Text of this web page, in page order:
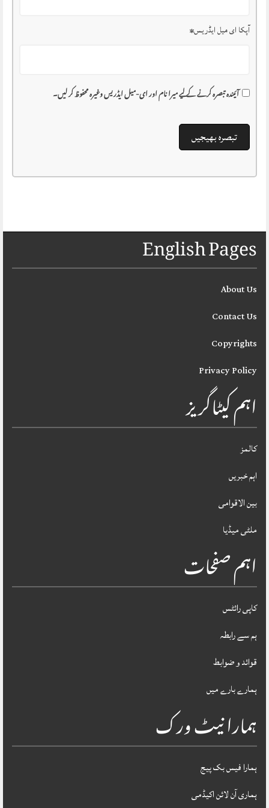
آپکا ای میل ایڈریس*
آئیندہ تبصرہ کرنے کے لیے میرا نام اور ای-میل ایڈریس وغیرہ محفوظ کر لیں۔
English Pages
About Us
Contact Us
Copyrights
Privacy Policy
اہم کیٹاگریز
کالمز
اہم خبریں
بین الاقوامی
ملٹی میڈیا
اہم صفحات
کاپی رائٹس
ہم سے رابطہ
قوائد و ضوابط
ہمارے بارے میں
ہمارا نیٹ ورک
ہمارا فیس بک پیج
ہماری آن لائن اکیڈمی